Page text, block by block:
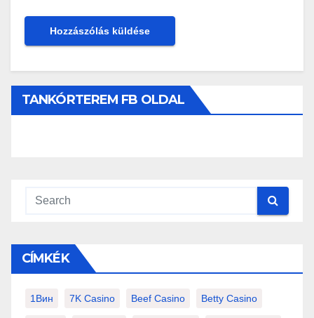
TANKÓRTEREM FB OLDAL
CÍMKÉK
1Вин 7K Casino Beef Casino Betty Casino